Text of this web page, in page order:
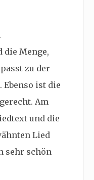
die Menge,
zu der
Ebenso ist die
Am
und die
Lied
sehr schön